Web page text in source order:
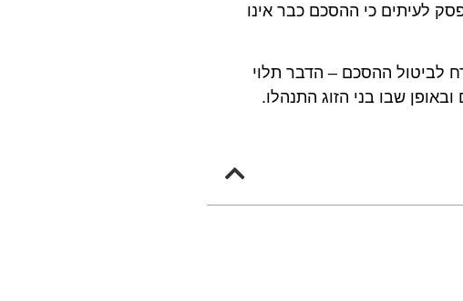
לעיתים כי ההסכם כבר אינו
לביטול ההסכם – הדבר תלוי
שבו בני הזוג התנהלו.